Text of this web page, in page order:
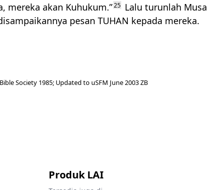
mereka akan Kuhukum.”25
Lalu turunlah Musa
pesan TUHAN kepada mereka.
Society 1985; Updated to uSFM June 2003 ZB
Produk LAI